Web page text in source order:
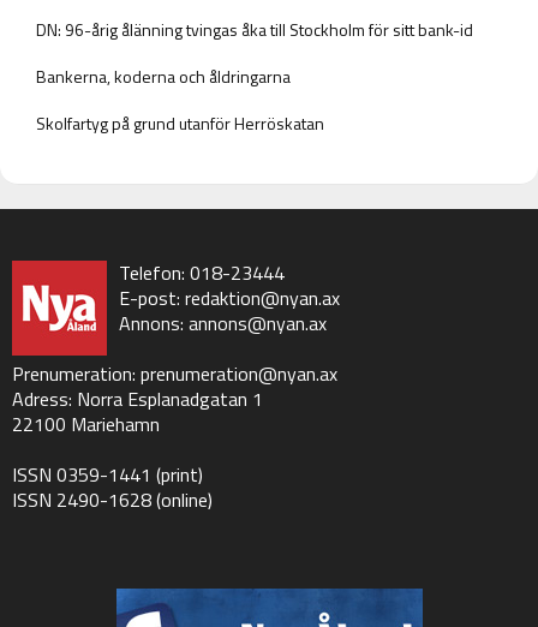
DN: 96-årig ålänning tvingas åka till Stockholm för sitt bank-id
Bankerna, koderna och åldringarna
Skolfartyg på grund utanför Herröskatan
Telefon: 018-23444
E-post: redaktion@nyan.ax
Annons: annons@nyan.ax
Prenumeration: prenumeration@nyan.ax
Adress: Norra Esplanadgatan 1
22100 Mariehamn
ISSN 0359-1441 (print)
ISSN 2490-1628 (online)